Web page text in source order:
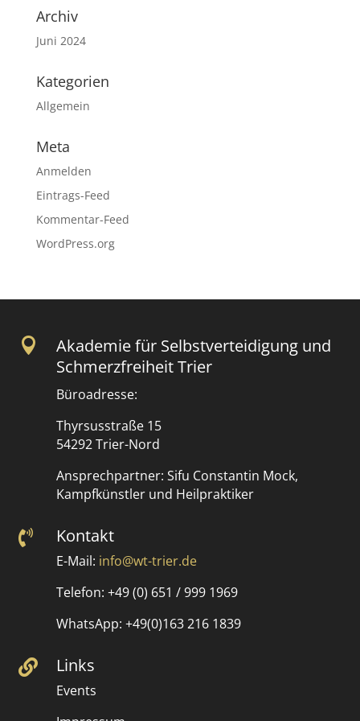
Archiv
Juni 2024
Kategorien
Allgemein
Meta
Anmelden
Eintrags-Feed
Kommentar-Feed
WordPress.org

Akademie für Selbstverteidigung und
Schmerzfreiheit Trier
Büroadresse:
Thyrsusstraße 15
54292 Trier-Nord
Ansprechpartner: Sifu Constantin Mock,
Kampfkünstler und Heilpraktiker
 Kontakt
E-Mail: info@wt-trier.de
Telefon: +49 (0) 651 / 999 1969
WhatsApp: +49(0)163 216 1839
 Links
Events